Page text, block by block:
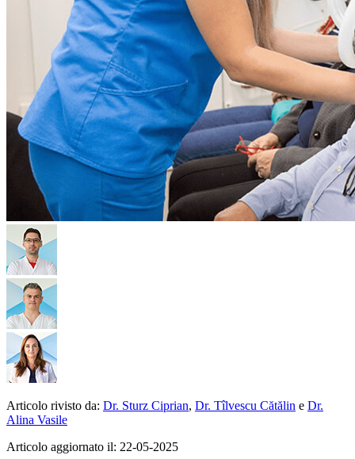
Articolo rivisto da: Dr. Sturz Ciprian, Dr. Tîlvescu Cătălin e Dr.
Alina Vasile
Articolo aggiornato il: 22-05-2025